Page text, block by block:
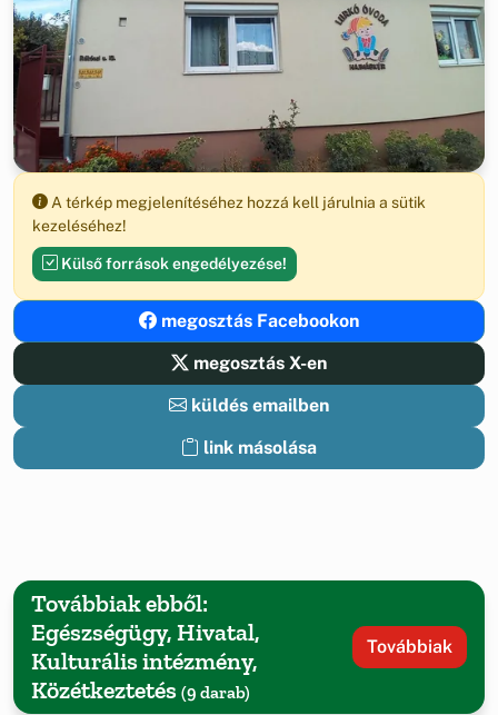
A térkép megjelenítéséhez hozzá kell járulnia a sütik
kezeléséhez!
Külső források engedélyezése!
megosztás Facebookon
megosztás X-en
küldés emailben
link másolása
Továbbiak ebből:
Egészségügy, Hivatal,
Kulturális intézmény,
Közétkeztetés (9 darab)
Továbbiak